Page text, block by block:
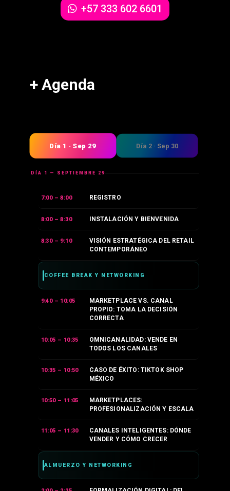
+57 333 602 6601
+ Agenda
Día 1 · Sep 29 Día 2 · Sep 30
DÍA 1 — SEPTIEMBRE 29
7:00 – 8:00 REGISTRO
8:00 – 8:30 INSTALACIÓN Y BIENVENIDA
8:30 – 9:10
VISIÓN ESTRATÉGICA DEL RETAIL
CONTEMPORÁNEO
COFFEE BREAK Y NETWORKING
9:40 – 10:05
MARKETPLACE VS. CANAL
PROPIO: TOMA LA DECISIÓN
CORRECTA
10:05 – 10:35
OMNICANALIDAD: VENDE EN
TODOS LOS CANALES
10:35 – 10:50
CASO DE ÉXITO: TIKTOK SHOP
MÉXICO
10:50 – 11:05
MARKETPLACES:
PROFESIONALIZACIÓN Y ESCALA
11:05 – 11:30
CANALES INTELIGENTES: DÓNDE
VENDER Y CÓMO CRECER
ALMUERZO Y NETWORKING